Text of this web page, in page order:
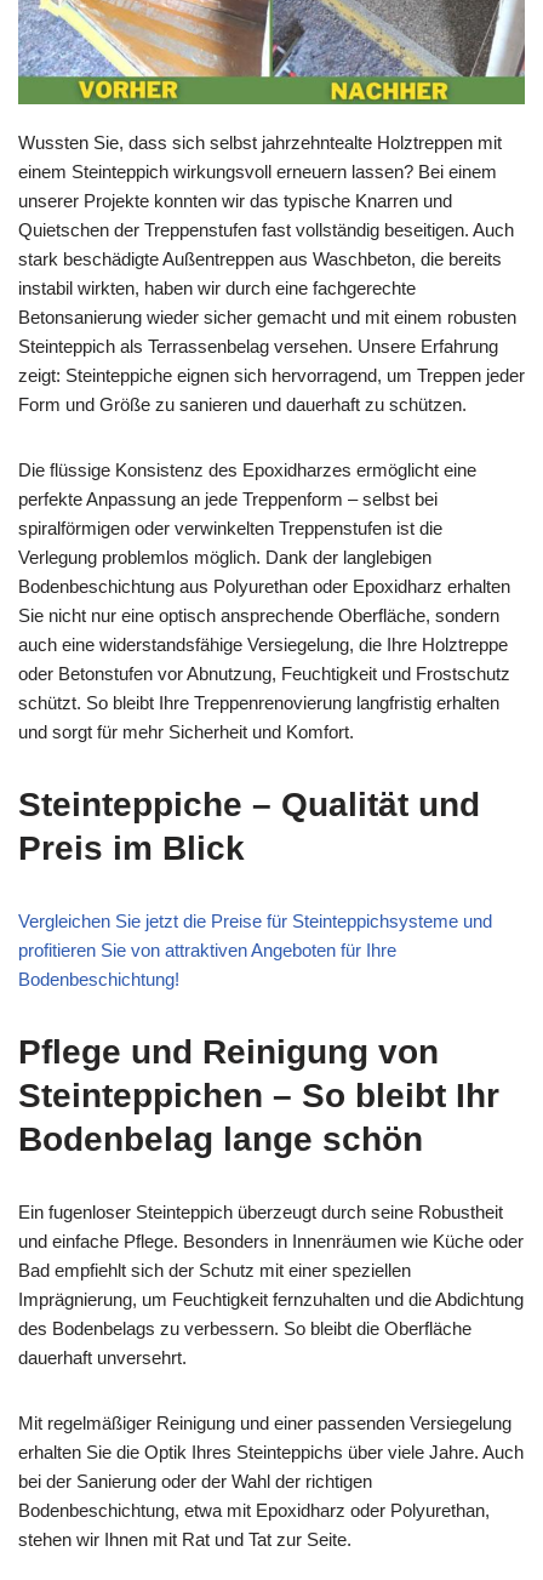
Wussten Sie, dass sich selbst jahrzehntealte Holztreppen mit
einem Steinteppich wirkungsvoll erneuern lassen? Bei einem
unserer Projekte konnten wir das typische Knarren und
Quietschen der Treppenstufen fast vollständig beseitigen. Auch
stark beschädigte Außentreppen aus Waschbeton, die bereits
instabil wirkten, haben wir durch eine fachgerechte
Betonsanierung wieder sicher gemacht und mit einem robusten
Steinteppich als Terrassenbelag versehen. Unsere Erfahrung
zeigt: Steinteppiche eignen sich hervorragend, um Treppen jeder
Form und Größe zu sanieren und dauerhaft zu schützen.
Die flüssige Konsistenz des Epoxidharzes ermöglicht eine
perfekte Anpassung an jede Treppenform – selbst bei
spiralförmigen oder verwinkelten Treppenstufen ist die
Verlegung problemlos möglich. Dank der langlebigen
Bodenbeschichtung aus Polyurethan oder Epoxidharz erhalten
Sie nicht nur eine optisch ansprechende Oberfläche, sondern
auch eine widerstandsfähige Versiegelung, die Ihre Holztreppe
oder Betonstufen vor Abnutzung, Feuchtigkeit und Frostschutz
schützt. So bleibt Ihre Treppenrenovierung langfristig erhalten
und sorgt für mehr Sicherheit und Komfort.
Steinteppiche – Qualität und
Preis im Blick
Vergleichen Sie jetzt die Preise für Steinteppichsysteme und
profitieren Sie von attraktiven Angeboten für Ihre
Bodenbeschichtung!
Pflege und Reinigung von
Steinteppichen – So bleibt Ihr
Bodenbelag lange schön
Ein fugenloser Steinteppich überzeugt durch seine Robustheit
und einfache Pflege. Besonders in Innenräumen wie Küche oder
Bad empfiehlt sich der Schutz mit einer speziellen
Imprägnierung, um Feuchtigkeit fernzuhalten und die Abdichtung
des Bodenbelags zu verbessern. So bleibt die Oberfläche
dauerhaft unversehrt.
Mit regelmäßiger Reinigung und einer passenden Versiegelung
erhalten Sie die Optik Ihres Steinteppichs über viele Jahre. Auch
bei der Sanierung oder der Wahl der richtigen
Bodenbeschichtung, etwa mit Epoxidharz oder Polyurethan,
stehen wir Ihnen mit Rat und Tat zur Seite.